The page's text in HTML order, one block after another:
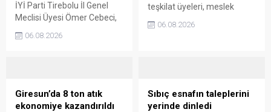
İYİ Parti Tirebolu İl Genel
Meclisi Üyesi Ömer Cebeci,
Cemiyeti’nin Milli Mücadele
üstlendiği tarihi
sorumluluğun gelecek
06.08.2026
teşkilat üyeleri, meslek
gelerek talep ve beklentileri
06.08.2026
Giresun’da 8 ton atık
ekonomiye kazandırıldı
Sıbıç esnafın taleplerini
yerinde dinledi